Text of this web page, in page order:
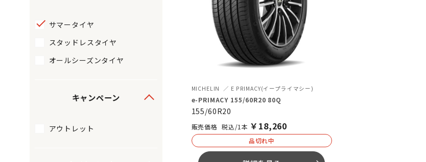
サマータイヤ
スタッドレスタイヤ
オールシーズンタイヤ
キャンペーン
アウトレット
MICHELIN E PRIMACY(イープライマシー)
e-PRIMACY 155/60R20 80Q
155/60R20
税込/1本 ￥ 18,260
品切れ中